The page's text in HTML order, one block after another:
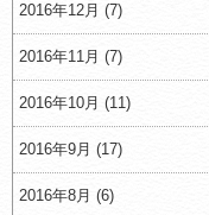
2016年12月 (7)
2016年11月 (7)
2016年10月 (11)
2016年9月 (17)
2016年8月 (6)